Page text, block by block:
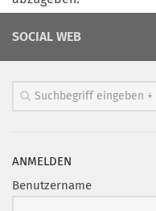
SOCIAL WEB
ANMELDEN
Benutzername